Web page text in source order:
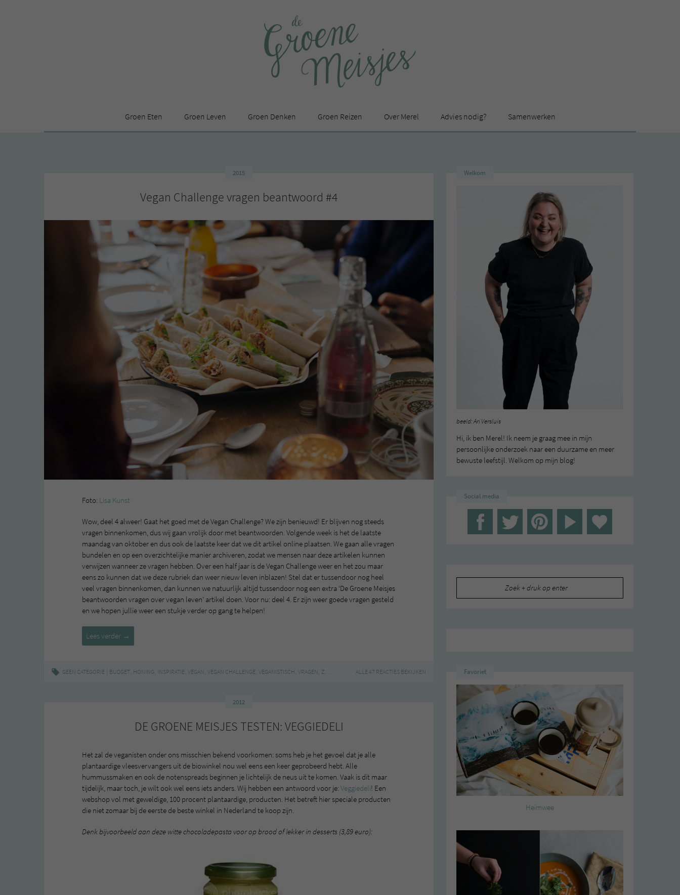
Groen Eten Groen Leven Groen Denken Groen Reizen Over Merel Advies nodig? Samenwerken
2015
Vegan Challenge vragen beantwoord #4
Foto: Lisa Kunst
Wow, deel 4 alweer! Gaat het goed met de Vegan Challenge? We zijn benieuwd! Er blijven nog steeds
vragen binnenkomen, dus wij gaan vrolijk door met beantwoorden. Volgende week is het de laatste
maandag van oktober en dus ook de laatste keer dat we dit artikel online plaatsen. We gaan alle vragen
bundelen en op een overzichtelijke manier archiveren, zodat we mensen naar deze artikelen kunnen
verwijzen wanneer ze vragen hebben. Over een half jaar is de Vegan Challenge weer en het zou maar
eens zo kunnen dat we deze rubriek dan weer nieuw leven inblazen! Stel dat er tussendoor nog heel
veel vragen binnenkomen, dan kunnen we natuurlijk altijd tussendoor nog een extra ‘De Groene Meisjes
beantwoorden vragen over vegan leven’ artikel doen. Voor nu: deel 4. Er zijn weer goede vragen gesteld
en we hopen jullie weer een stukje verder op gang te helpen!
Lees verder Vegan
Challenge
beantwoord
→
GEEN CATEGORIE BUDGET, HONING, INSPIRATIE, VEGAN, VEGAN CHALLENGE, VEGANISTISCH, VRAGEN, ZUIVELVERVANGERS ALLE 47 REACTIES BEKIJKEN
2012
DE GROENE MEISJES TESTEN: VEGGIEDELI
Het zal de veganisten onder ons misschien bekend voorkomen: soms heb je het gevoel dat je alle
plantaardige vleesvervangers uit de biowinkel nou wel eens een keer geprobeerd hebt. Alle
hummussmaken en ook de notenspreads beginnen je lichtelijk de neus uit te komen. Vaak is dit maar
tijdelijk, maar toch, je wilt ook wel eens iets anders. Wij hebben een antwoord voor je: Veggiedeli! Een
webshop vol met geweldige, 100 procent plantaardige, producten. Het betreft hier speciale producten
die niet zomaar bij de eerste de beste winkel in Nederland te koop zijn.
Denk bijvoorbeeld aan deze witte chocoladepasta voor op brood of lekker in desserts (3,89 euro):
Welkom
beeld: Ari Versluis
Hi, ik ben Merel! Ik neem je graag mee in mijn
persoonlijke onderzoek naar een duurzame en meer
bewuste leefstijl. Welkom op mijn blog!
Social media
Favoriet
Heimwee